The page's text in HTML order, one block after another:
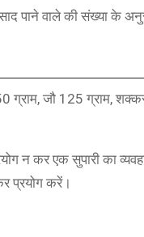
पाने वाले की संख्या के
जौ 125 ग्राम,
न कर एक सुपारी का
प्रयोग करें।